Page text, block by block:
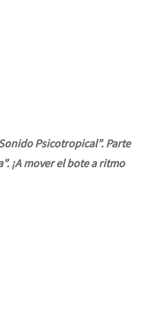
Psicotropical”. Parte
¡A mover el bote a ritmo